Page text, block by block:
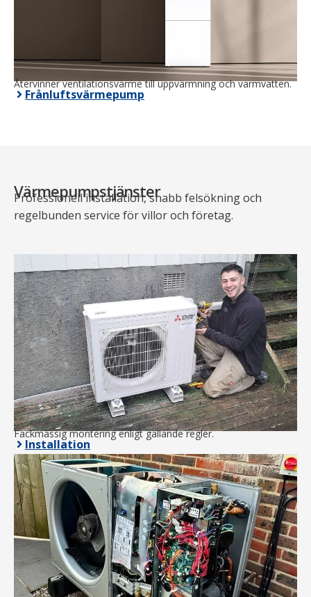
Återvinner ventilationsvärme till uppvärmning och varmvatten.
Frånluftsvärmepump
Värmepumpstjänster
Professionell installation, snabb felsökning och
regelbunden service för villor och företag.
Fackmässig montering enligt gällande regler.
Installation